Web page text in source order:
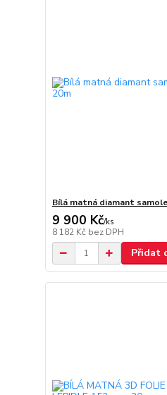
Bílá matná diamant
9 900 Kč/ks
8 182 Kč bez DPH
Přidat